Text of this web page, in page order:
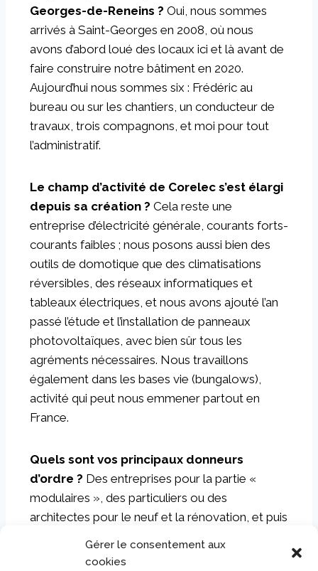
Gérer le consentement aux
cookies
Georges-de-Reneins ? Oui, nous sommes
arrivés à Saint-Georges en 2008, où nous
avons d’abord loué des locaux ici et là avant de
faire construire notre bâtiment en 2020.
Aujourd’hui nous sommes six : Frédéric au
bureau ou sur les chantiers, un conducteur de
travaux, trois compagnons, et moi pour tout
l’administratif.
Le champ d’activité de Corelec s’est élargi
depuis sa création ? Cela reste une
entreprise d’électricité générale, courants forts-
courants faibles ; nous posons aussi bien des
outils de domotique que des climatisations
réversibles, des réseaux informatiques et
tableaux électriques, et nous avons ajouté l’an
passé l’étude et l’installation de panneaux
photovoltaïques, avec bien sûr tous les
agréments nécessaires. Nous travaillons
également dans les bases vie (bungalows),
activité qui peut nous emmener partout en
France.
Quels sont vos principaux donneurs
d’ordre ? Des entreprises pour la partie «
modulaires », des particuliers ou des
architectes pour le neuf et la rénovation, et puis